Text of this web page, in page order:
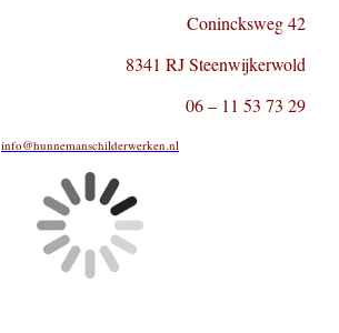
Conincksweg 42
8341 RJ Steenwijkerwold
06 – 11 53 73 29
info@hunnemanschilderwerken.nl